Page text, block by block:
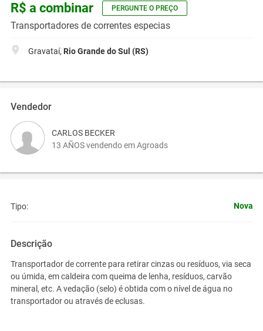
R$ a combinar PERGUNTE O PREÇO
Transportadores de correntes especias
Gravataí, Rio Grande do Sul (RS)
Vendedor
CARLOS BECKER
13 AÑOS vendendo em Agroads
Tipo: Nova
Descrição
Transportador de corrente para retirar cinzas ou resíduos, via seca
ou úmida, em caldeira com queima de lenha, resíduos, carvão
mineral, etc. A vedação (selo) é obtida com o nível de água no
transportador ou através de eclusas.